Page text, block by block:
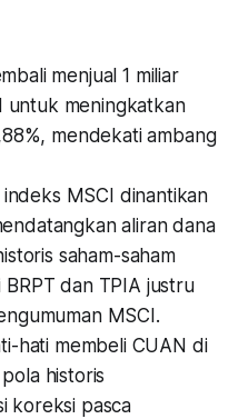
menjual 1 miliar
untuk meningkatkan
mendekati ambang
MSCI dinantikan
aliran dana
saham-saham
dan TPIA justru
MSCI.
hati membeli CUAN di
historis
koreksi pasca